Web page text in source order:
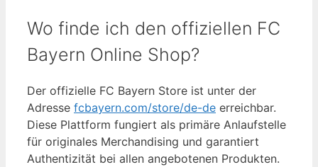
Wo finde ich den offiziellen FC
Bayern Online Shop?
Der offizielle FC Bayern Store ist unter der
Adresse fcbayern.com/store/de-de erreichbar.
Diese Plattform fungiert als primäre Anlaufstelle
für originales Merchandising und garantiert
Authentizität bei allen angebotenen Produkten.